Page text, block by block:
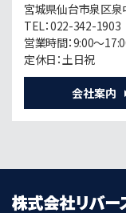
第6位
宮城県仙台市泉区
TEL：022-342-1903
営業時間：9:00～
定休日：土日祝
会社案内